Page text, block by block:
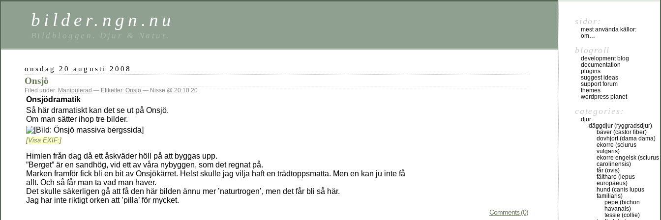
bilder.ngn.nu
Bildbloggen. Djur & Natur.
onsdag 20 augusti 2008
Onsjö
Filed under: Manipulerad — Etiketter: Onsjö — Nisse @ 20:10 20
Onsjödramatik
Så här dramatiskt kan det se ut på Onsjö.
Om man sätter ihop tre bilder.
[Visa EXIF:]
Himlen från dag då ett åskväder höll på att byggas upp.
”Berget” är en sandhög, vid ett av våra nybyggen, som det regnat på.
Marken framför fick bli en bit av Onsjökärret. Helst skulle jag vilja haft en trädtoppsmatta. Men en kan ju inte få
allt. Och så får man ta vad man haver.
Det skulle säkerligen gå att få den här bilden ännu mer ’naturtrogen’, men det får bli så här.
Jag har inte riktigt orken att ’pilla’ för mycket.
Comments (0)
sidor:
mest använda källor:
om…
blogroll
development blog
documentation
plugins
suggest ideas
support forum
themes
wordpress planet
categories:
djur
däggdjur (ryggradsdjur)
bäver (castor fiber)
dovhjort (dama dama)
ekorre (sciurus
vulgaris)
ekorre engelsk (sciurus
carolinensis)
får (ovis)
fälthare (lepus
europaeus)
hund (canis lupus
familiaris)
pepe (bichon
havanais)
tessie (collie)